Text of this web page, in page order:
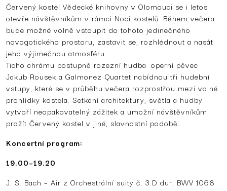
Červený kostel Vědecké knihovny v Olomouci se i letos
otevře návštěvníkům v rámci Noci kostelů. Během večera
bude možné volně vstoupit do tohoto jedinečného
novogotického prostoru, zastavit se, rozhlédnout a nasát
jeho výjimečnou atmosféru.
Ticho chrámu postupně rozezní hudba: operní pěvec
Jakub Rousek a Galmonez Quartet nabídnou tři hudební
vstupy, které se v průběhu večera rozprostřou mezi volné
prohlídky kostela. Setkání architektury, světla a hudby
vytvoří neopakovatelný zážitek a umožní návštěvníkům
prožít Červený kostel v jiné, slavnostní podobě.
Koncertní program:
19.00–19.20
J. S. Bach – Air z Orchestrální suity č. 3 D dur, BWV 1068